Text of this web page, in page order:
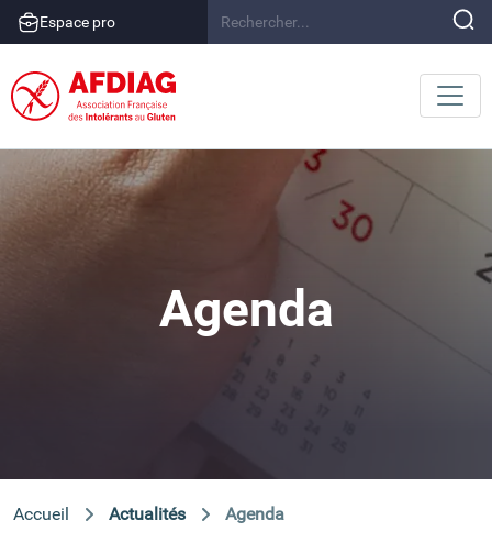
Espace pro
Agenda
Accueil Actualités Agenda